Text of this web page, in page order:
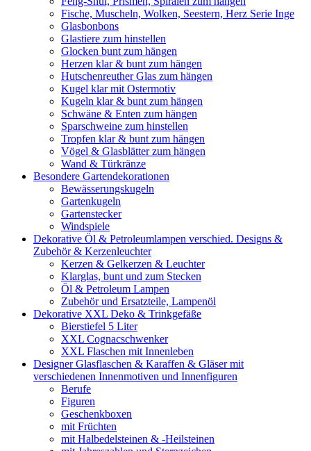
Fische, Muscheln, Wolken, Seestern, Herz Serie Inge
Glasbonbons
Glastiere zum hinstellen
Glocken bunt zum hängen
Herzen klar & bunt zum hängen
Hutschenreuther Glas zum hängen
Kugel klar mit Ostermotiv
Kugeln klar & bunt zum hängen
Schwäne & Enten zum hängen
Sparschweine zum hinstellen
Tropfen klar & bunt zum hängen
Vögel & Glasblätter zum hängen
Wand & Türkränze
Besondere Gartendekorationen
Bewässerungskugeln
Gartenkugeln
Gartenstecker
Windspiele
Dekorative Öl & Petroleumlampen verschied. Designs &
Zubehör & Kerzenleuchter
Kerzen & Gelkerzen & Leuchter
Klarglas, bunt und zum Stecken
Öl & Petroleum Lampen
Zubehör und Ersatzteile, Lampenöl
Dekorative XXL Deko & Trinkgefäße
Bierstiefel 5 Liter
XXL Cognacschwenker
XXL Flaschen mit Innenleben
Designer Glasflaschen & Karaffen & Gläser mit
verschiedenen Innenmotiven und Innenfiguren
Berufe
Figuren
Geschenkboxen
mit Früchten
mit Halbedelsteinen & -Heilsteinen